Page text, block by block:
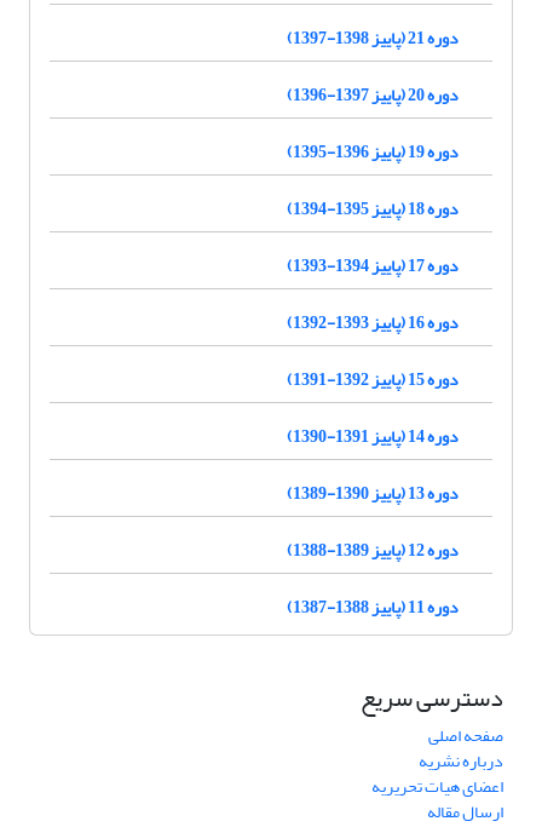
دوره 21 (پاییز 1398-1397)
دوره 20 (پاییز 1397-1396)
دوره 19 (پاییز 1396-1395)
دوره 18 (پاییز 1395-1394)
دوره 17 (پاییز 1394-1393)
دوره 16 (پاییز 1393-1392)
دوره 15 (پاییز 1392-1391)
دوره 14 (پاییز 1391-1390)
دوره 13 (پاییز 1390-1389)
دوره 12 (پاییز 1389-1388)
دوره 11 (پاییز 1388-1387)
دسترسی سریع
صفحه اصلی
درباره نشریه
اعضای هیات تحریریه
ارسال مقاله